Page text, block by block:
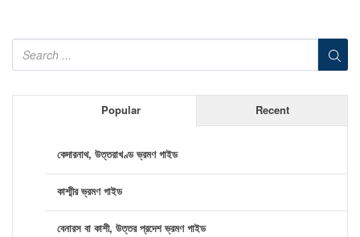
Popular Recent
কেদারনাথ, উত্তরাখণ্ড ভ্রমণ গাইড
কাশ্মীর ভ্রমণ গাইড
বেনারস বা কাশী, উত্তর প্রদেশ ভ্রমণ গাইড